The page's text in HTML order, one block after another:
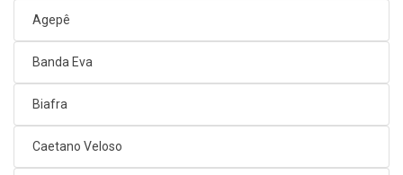
Agepê
Banda Eva
Biafra
Caetano Veloso